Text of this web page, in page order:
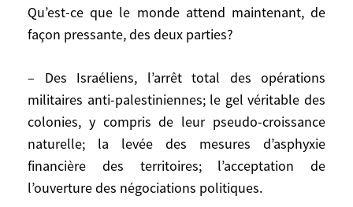
Qu’est-ce que le monde attend maintenant, de
façon pressante, des deux parties?
– Des Israéliens, l’arrêt total des opérations
militaires anti-palestiniennes; le gel véritable des
colonies, y compris de leur pseudo-croissance
naturelle; la levée des mesures d’asphyxie
financière des territoires; l’acceptation de
l’ouverture des négociations politiques.
terrorisme avec une détermination
inchangée, même après que les
n’incarne autant que vous l’exigence de
sécurité pour Israël. Faites-en un levier
pour la paix.»
Et je dis qu président de l’Autorité
palestinienne, et à tous les dirigeants
palestiniens: »Vous allez devoir décider de